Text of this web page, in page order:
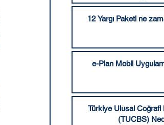
12 Yargı Paketi ne
e-Plan Mobil
Türkiye Ulusal Coğrafi
(TUCBS)